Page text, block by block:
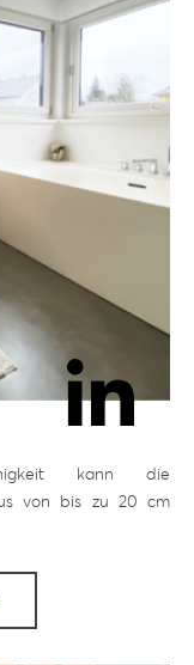
kann die
von bis zu 20 cm